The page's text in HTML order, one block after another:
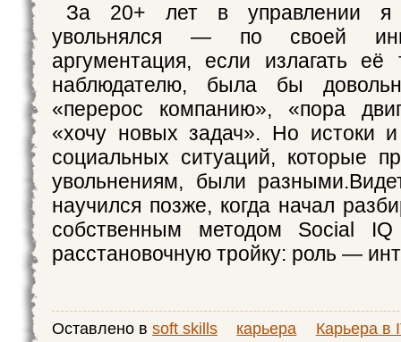
За 20+ лет в управлении я
увольнялся — по своей
аргументация, если излагать её
наблюдателю, была бы
«перерос компанию», «пора
«хочу новых задач». Но истоки и
социальных ситуаций, которые
увольнениям, были
научился позже, когда начал
собственным методом Social IQ
расстановочную тройку: роль —
Оставлено в soft skills карьера
Карьера в